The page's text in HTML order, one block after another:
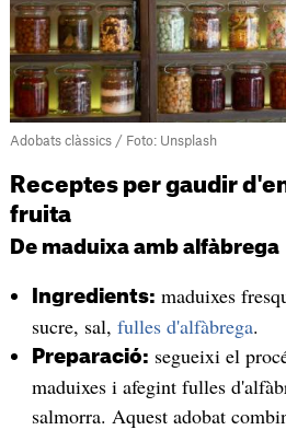
Adobats clàssics / Foto: Unsplash
Receptes per gaudir
fruita
De maduixa amb alfàbrega
Ingredients: maduixes
sucre, sal, fulles d'alfàbrega.
Preparació: segueixi el
maduixes i afegint fulles
salmorra. Aquest adobat